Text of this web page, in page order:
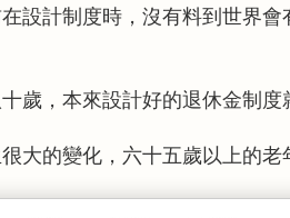
設計制度時，沒有料到世界
歲，本來設計好的退休金制度
大的變化，六十五歲以上的老